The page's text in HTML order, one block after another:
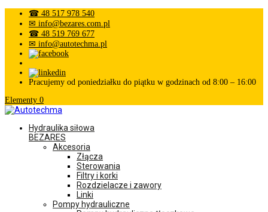
☎ 48 517 978 540
✉ info@bezares.com.pl
☎ 48 519 769 677
✉ info@autotechma.pl
Pracujemy od poniedziałku do piątku w godzinach od 8:00 – 16:00
Elementy 0
Hydraulika siłowa
BEZARES
Akcesoria
Złącza
Sterowania
Filtry i korki
Rozdzielacze i zawory
Linki
Pompy hydrauliczne